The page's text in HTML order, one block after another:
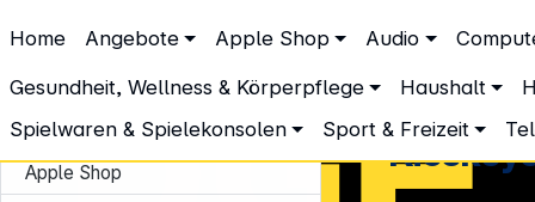
Home Angebote Apple Shop Audio
Gesundheit, Wellness & Körperpflege Haushalt
Spielwaren & Spielekonsolen
Sport & Freizeit
Foto Kiosksysteme & Minilab
Angebote
Apple Shop